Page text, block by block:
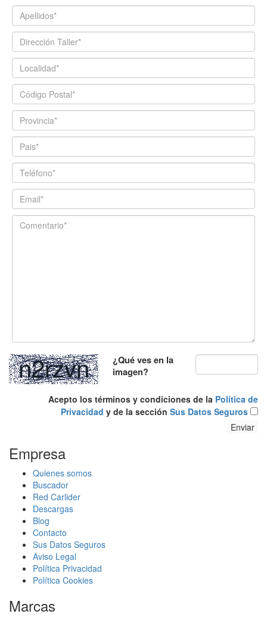
¿Qué ves en la
imagen?
Acepto los términos y condiciones de la Política de
Privacidad y de la sección Sus Datos Seguros
Empresa
Quienes somos
Buscador
Red Carlider
Descargas
Blog
Contacto
Sus Datos Seguros
Aviso Legal
Política Privacidad
Política Cookies
Marcas